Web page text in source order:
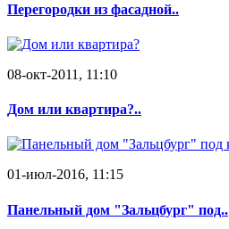
Перегородки из фасадной..
08-окт-2011, 11:10
Дом или квартира?..
01-июл-2016, 11:15
Панельный дом "Зальцбург" под..